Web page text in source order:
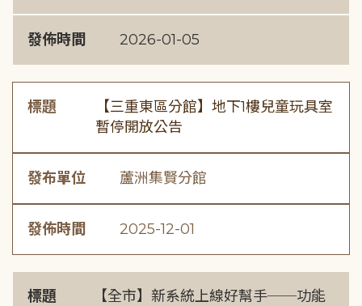
發佈時間 2026-01-05
標題
【三重東區分館】地下1樓兒童玩具室
暫停開放公告
發布單位 蘆洲集賢分館
發佈時間 2025-12-01
標題
【全市】新系統上線好幫手──功能